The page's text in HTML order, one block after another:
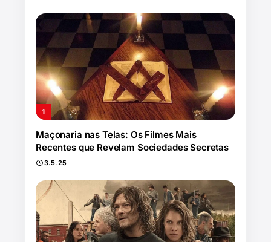
Maçonaria nas Telas: Os Filmes Mais
Recentes que Revelam Sociedades Secretas
3.5.25